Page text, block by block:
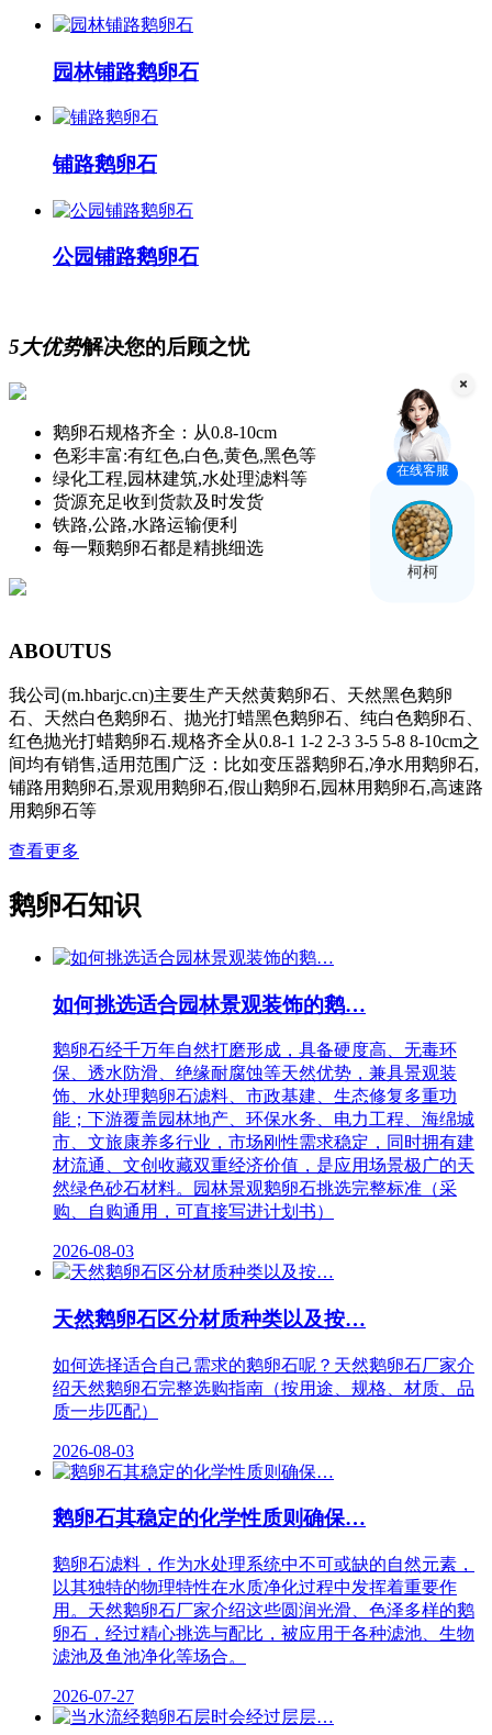
园林铺路鹅卵石
铺路鹅卵石
公园铺路鹅卵石
5大优势解决您的后顾之忧
鹅卵石规格齐全：从0.8-10cm
色彩丰富:有红色,白色,黄色,黑色等
绿化工程,园林建筑,水处理滤料等
货源充足收到货款及时发货
铁路,公路,水路运输便利
每一颗鹅卵石都是精挑细选
ABOUTUS
我公司(m.hbarjc.cn)主要生产天然黄鹅卵石、天然黑色鹅卵
石、天然白色鹅卵石、抛光打蜡黑色鹅卵石、纯白色鹅卵石、
红色抛光打蜡鹅卵石.规格齐全从0.8-1 1-2 2-3 3-5 5-8 8-10cm之
间均有销售,适用范围广泛：比如变压器鹅卵石,净水用鹅卵石,
铺路用鹅卵石,景观用鹅卵石,假山鹅卵石,园林用鹅卵石,高速路
用鹅卵石等
查看更多
鹅卵石知识
如何挑选适合园林景观装饰的鹅…
鹅卵石经千万年自然打磨形成，具备硬度高、无毒环
保、透水防滑、绝缘耐腐蚀等天然优势，兼具景观装
饰、水处理鹅卵石滤料、市政基建、生态修复多重功
能；下游覆盖园林地产、环保水务、电力工程、海绵城
市、文旅康养多行业，市场刚性需求稳定，同时拥有建
材流通、文创收藏双重经济价值，是应用场景极广的天
然绿色砂石材料。园林景观鹅卵石挑选完整标准（采
购、自购通用，可直接写进计划书）
2026-08-03
天然鹅卵石区分材质种类以及按…
如何选择适合自己需求的鹅卵石呢？天然鹅卵石厂家介
绍天然鹅卵石完整选购指南（按用途、规格、材质、品
质一步匹配）
2026-08-03
鹅卵石其稳定的化学性质则确保…
鹅卵石滤料，作为水处理系统中不可或缺的自然元素，
以其独特的物理特性在水质净化过程中发挥着重要作
用。天然鹅卵石厂家介绍这些圆润光滑、色泽多样的鹅
卵石，经过精心挑选与配比，被应用于各种滤池、生物
滤池及鱼池净化等场合。
2026-07-27
在线客服
柯柯